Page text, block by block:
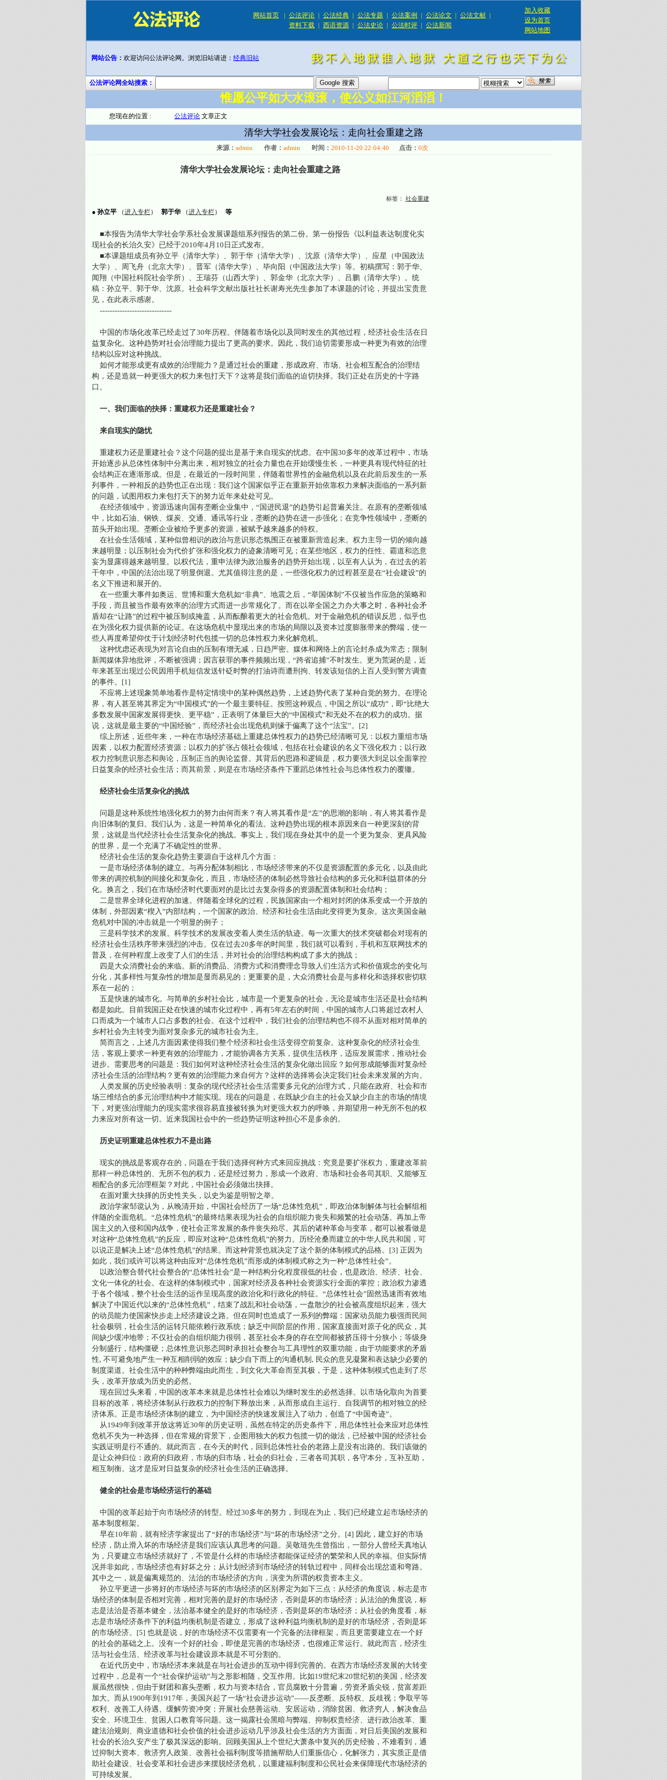
网站首页 | 公法评论 | 公法经典 | 公法专题 | 公法案例 | 公法论文 | 公法文献 |
资料下载 | 西语资源 | 公法史论 | 公法时评 | 公法新闻
加入收藏
设为首页
网站地图
网站公告： 欢迎访问公法评论网。浏览旧站请进： 经典旧站
公法评论网全站搜索：
惟愿公平如大水滚滚，使公义如江河滔滔！
您现在的位置 : 公法评论 文章正文
清华大学社会发展论坛：走向社会重建之路
来源： admin 作者： admin 时间： 2010-11-20 22:04:40 点击： 0次
清华大学社会发展论坛：走向社会重建之路
标签： 社会重建
● 孙立平 （进入专栏） 郭于华 （进入专栏） 等
■本报告为清华大学社会学系社会发展课题组系列报告的第二份。第一份报告《以利益表达制度化实
现社会的长治久安》已经于2010年4月10日正式发布。
■本课题组成员有孙立平（清华大学）、郭于华（清华大学）、沈原（清华大学）、应星（中国政法
大学）、周飞舟（北京大学）、晋军（清华大学）、毕向阳（中国政法大学）等。初稿撰写：郭于华、
闻翔（中国社科院社会学所）、王瑞芬（山西大学）、郭金华（北京大学）、吕鹏（清华大学）。统
稿：孙立平、郭于华、沈原。社会科学文献出版社社长谢寿光先生参加了本课题的讨论，并提出宝贵意
见，在此表示感谢。
-----------------------------
中国的市场化改革已经走过了30年历程。伴随着市场化以及同时发生的其他过程，经济社会生活在日
益复杂化。这种趋势对社会治理能力提出了更高的要求。因此，我们迫切需要形成一种更为有效的治理
结构以应对这种挑战。
如何才能形成更有成效的治理能力？是通过社会的重建，形成政府、市场、社会相互配合的治理结
构，还是造就一种更强大的权力来包打天下？这将是我们面临的迫切抉择。我们正处在历史的十字路
口。
一、我们面临的抉择：重建权力还是重建社会？
来自现实的隐忧
重建权力还是重建社会？这个问题的提出是基于来自现实的忧虑。在中国30多年的改革过程中，市场
开始逐步从总体性体制中分离出来，相对独立的社会力量也在开始缓慢生长，一种更具有现代特征的社
会结构正在逐渐形成。但是，在最近的一段时间里，伴随着世界性的金融危机以及在此前后发生的一系
列事件，一种相反的趋势也正在出现：我们这个国家似乎正在重新开始依靠权力来解决面临的一系列新
的问题，试图用权力来包打天下的努力近年来处处可见。
在经济领域中，资源迅速向国有垄断企业集中，“国进民退”的趋势引起普遍关注。在原有的垄断领域
中，比如石油、钢铁、煤炭、交通、通讯等行业，垄断的趋势在进一步强化；在竞争性领域中，垄断的
苗头开始出现。垄断企业被给予更多的资源，被赋予越来越多的特权。
在社会生活领域，某种似曾相识的政治与意识形态氛围正在被重新营造起来。权力主导一切的倾向越
来越明显；以压制社会为代价扩张和强化权力的迹象清晰可见；在某些地区，权力的任性、霸道和恣意
妄为显露得越来越明显。以权代法，重申法律为政治服务的趋势开始出现，以至有人认为，在过去的若
干年中，中国的法治出现了明显倒退。尤其值得注意的是，一些强化权力的过程甚至是在“社会建设”的
名义下推进和展开的。
在一些重大事件如奥运、世博和重大危机如“非典”、地震之后，“举国体制”不仅被当作应急的策略和
手段，而且被当作最有效率的治理方式而进一步常规化了。而在以举全国之力办大事之时，各种社会矛
盾却在“让路”的过程中被压制或掩盖，从而酝酿着更大的社会危机。对于金融危机的错误反思，似乎也
在为强化权力提供新的论证。在这场危机中显现出来的市场的局限以及资本过度膨胀带来的弊端，使一
些人再度希望仰仗于计划经济时代包揽一切的总体性权力来化解危机。
这种忧虑还表现为对言论自由的压制有增无减，日趋严密。媒体和网络上的言论封杀成为常态；限制
新闻媒体异地批评，不断被强调；因言获罪的事件频频出现，“跨省追捕”不时发生。更为荒诞的是，近
年来甚至出现过公民因用手机短信发送针砭时弊的打油诗而遭刑拘、转发该短信的上百人受到警方调查
的事件。[1]
不应将上述现象简单地看作是特定情境中的某种偶然趋势，上述趋势代表了某种自觉的努力。在理论
界，有人甚至将其界定为“中国模式”的一个最主要特征。按照这种观点，中国之所以“成功”，即“比绝大
多数发展中国家发展得更快、更平稳”，正表明了体量巨大的“中国模式”和无处不在的权力的成功。据
说，这就是最主要的“中国经验”，而经济社会出现危机则缘于偏离了这个“法宝”。[2]
综上所述，近些年来，一种在市场经济基础上重建总体性权力的趋势已经清晰可见：以权力重组市场
因素，以权力配置经济资源；以权力的扩张占领社会领域，包括在社会建设的名义下强化权力；以行政
权力控制意识形态和舆论，压制正当的舆论监督。其背后的思路和逻辑是，权力要强大到足以全面掌控
日益复杂的经济社会生活；而其前景，则是在市场经济条件下重蹈总体性社会与总体性权力的覆辙。
经济社会生活复杂化的挑战
问题是这种系统性地强化权力的努力由何而来？有人将其看作是“左”的思潮的影响，有人将其看作是
向旧体制的复归。我们认为，这是一种简单化的看法。这种趋势出现的根本原因来自一种更深刻的背
景，这就是当代经济社会生活复杂化的挑战。事实上，我们现在身处其中的是一个更为复杂、更具风险
的世界，是一个充满了不确定性的世界。
经济社会生活的复杂化趋势主要源自于这样几个方面：
一是市场经济体制的建立。与再分配体制相比，市场经济带来的不仅是资源配置的多元化，以及由此
带来的调控机制的间接化和复杂化，而且，市场经济的体制必然导致社会结构的多元化和利益群体的分
化。换言之，我们在市场经济时代要面对的是比过去复杂得多的资源配置体制和社会结构；
二是世界全球化进程的加速。伴随着全球化的过程，民族国家由一个相对封闭的体系变成一个开放的
体制，外部因素“楔入”内部结构，一个国家的政治、经济和社会生活由此变得更为复杂。这次美国金融
危机对中国的冲击就是一个明显的例子；
三是科学技术的发展。科学技术的发展改变着人类生活的轨迹。每一次重大的技术突破都会对现有的
经济社会生活秩序带来强烈的冲击。仅在过去20多年的时间里，我们就可以看到，手机和互联网技术的
普及，在何种程度上改变了人们的生活，并对社会的治理结构构成了多大的挑战；
四是大众消费社会的来临。新的消费品、消费方式和消费理念导致人们生活方式和价值观念的变化与
分化，其多样性与复杂性的增加是显而易见的；更重要的是，大众消费社会是与多样化和选择权密切联
系在一起的；
五是快速的城市化。与简单的乡村社会比，城市是一个更复杂的社会，无论是城市生活还是社会结构
都是如此。目前我国正处在快速的城市化过程中，再有5年左右的时间，中国的城市人口将超过农村人
口而成为一个城市人口占多数的社会。在这个过程中，我们社会的治理结构也不得不从面对相对简单的
乡村社会为主转变为面对复杂多元的城市社会为主。
简而言之，上述几方面因素使得我们整个经济和社会生活变得空前复杂。这种复杂化的经济社会生
活，客观上要求一种更有效的治理能力，才能协调各方关系，提供生活秩序，适应发展需求，推动社会
进步。需要思考的问题是：我们如何对这种经济社会生活的复杂化做出回应？如何形成能够面对复杂经
济社会生活的治理结构？更有效的治理能力来自何方？这样的选择将会决定我们社会未来发展的方向。
人类发展的历史经验表明：复杂的现代经济社会生活需要多元化的治理方式，只能在政府、社会和市
场三维结合的多元治理结构中才能实现。现在的问题是，在既缺少自主的社会又缺少自主的市场的情境
下，对更强治理能力的现实需求很容易直接被转换为对更强大权力的呼唤，并期望用一种无所不包的权
力来应对所有这一切。近来我国社会中的一些趋势证明这种担心不是多余的。
历史证明重建总体性权力不是出路
现实的挑战是客观存在的，问题在于我们选择何种方式来回应挑战：究竟是要扩张权力，重建改革前
那样一种总体性的、无所不包的权力，还是经过努力，形成一个政府、市场和社会各司其职、又能够互
相配合的多元治理框架？对此，中国社会必须做出抉择。
在面对重大抉择的历史性关头，以史为鉴是明智之举。
政治学家邹谠认为，从晚清开始，中国社会经历了一场“总体性危机”，即政治体制解体与社会解组相
伴随的全面危机。“总体性危机”的最终结果表现为社会的自组织能力丧失和频繁的社会动荡。再加上帝
国主义的入侵和国内战争，使社会正常发展的条件丧失殆尽。其后的诸种革命与变革，都可以被看做是
对这种“总体性危机”的反应，即应对这种“总体性危机”的努力。历经沧桑而建立的中华人民共和国，可
以说正是解决上述“总体性危机”的结果。而这种背景也就决定了这个新的体制模式的品格。[3] 正因为
如此，我们或许可以将这种由应对“总体性危机”而形成的体制模式称之为一种“总体性社会”。
以政治整合替代社会整合的“总体性社会”是一种结构分化程度很低的社会，也是政治、经济、社会、
文化一体化的社会。在这样的体制模式中，国家对经济及各种社会资源实行全面的掌控；政治权力渗透
于各个领域，整个社会生活的运作呈现高度的政治化和行政化的特征。“总体性社会”固然迅速而有效地
解决了中国近代以来的“总体性危机”，结束了战乱和社会动荡，一盘散沙的社会被高度组织起来，强大
的动员能力使国家快步走上经济建设之路。但在同时也造成了一系列的弊端：国家动员能力极强而民间
社会极弱，社会生活的运转只能依赖行政系统；缺乏中间阶层的作用，国家直接面对原子化的民众，其
间缺少缓冲地带；不仅社会的自组织能力很弱，甚至社会本身的存在空间都被挤压得十分狭小；等级身
分制盛行，结构僵硬；总体性意识形态同时承担社会整合与工具理性的双重功能，由于功能要求的矛盾
性, 不可避免地产生一种互相削弱的效应；缺少自下而上的沟通机制, 民众的意见凝聚和表达缺少必要的
制度渠道。社会生活中的种种弊端由此而生，到文化大革命而至其极，于是，这种体制模式也走到了尽
头，改革开放成为历史的必然。
现在回过头来看，中国的改革本来就是总体性社会难以为继时发生的必然选择。以市场化取向为首要
目标的改革，将经济体制从行政权力的控制下释放出来，从而形成自主运行、自我调节的相对独立的经
济体系。正是市场经济体制的建立，为中国经济的快速发展注入了动力，创造了“中国奇迹”。
从1949年到改革开放这将近30年的历史证明，虽然在特定的历史条件下，用总体性社会来应对总体性
危机不失为一种选择，但在常规的背景下，企图用独大的权力包揽一切的做法，已经被中国的经济社会
实践证明是行不通的。就此而言，在今天的时代，回到总体性社会的老路上是没有出路的。我们该做的
是让众神归位：政府的归政府，市场的归市场，社会的归社会，三者各司其职，各守本分，互补互助，
相互制衡。这才是应对日益复杂的经济社会生活的正确选择。
健全的社会是市场经济运行的基础
中国的改革起始于向市场经济的转型。经过30多年的努力，到现在为止，我们已经建立起市场经济的
基本制度框架。
早在10年前，就有经济学家提出了“好的市场经济”与“坏的市场经济”之分。[4] 因此，建立好的市场
经济，防止滑入坏的市场经济是我们应该认真思考的问题。吴敬琏先生曾指出，一部分人曾经天真地认
为，只要建立市场经济就好了，不管是什么样的市场经济都能保证经济的繁荣和人民的幸福。但实际情
况并非如此，市场经济也有好坏之分；从计划经济到市场经济的转轨过程中，同样会出现岔道和弯路。
其中之一，就是偏离规范的、法治的市场经济的方向，演变为所谓的权贵资本主义。
孙立平更进一步将好的市场经济与坏的市场经济的区别界定为如下三点：从经济的角度说，标志是市
场经济的体制是否相对完善，相对完善的是好的市场经济，否则是坏的市场经济；从法治的角度说，标
志是法治是否基本健全，法治基本健全的是好的市场经济，否则是坏的市场经济；从社会的角度看，标
志是市场经济条件下的利益均衡机制是否建立，形成了这种利益均衡机制的是好的市场经济，否则是坏
的市场经济。[5] 也就是说，好的市场经济不仅需要有一个完备的法律框架，而且更需要建立在一个好
的社会的基础之上。没有一个好的社会，即使是完善的市场经济，也很难正常运行。就此而言，经济生
活与社会生活、经济改革与社会建设原本就是不可分割的。
在近代历史中，市场经济本来就是在与社会进步的互动中得到完善的。在西方市场经济发展的大转变
过程中，总是有一个“社会保护运动”与之形影相随，交互作用。比如19世纪末20世纪初的美国，经济发
展虽然很快，但由于财团和寡头垄断，权力与资本结合，官员腐败十分普遍，劳资矛盾尖锐，贫富差距
加大。而从1900年到1917年，美国兴起了一场“社会进步运动”——反垄断、反特权、反歧视；争取平等
权利、改善工人待遇、缓解劳资冲突；开展社会慈善运动、安居运动，消除贫困、救济穷人，解决食品
安全、环境卫生、贫困人口教育等问题。这一揭露社会黑暗与弊端、抑制权贵经济、进行政治改革、重
建法治规则、商业道德和社会价值的社会进步运动几乎涉及社会生活的方方面面，对日后美国的发展和
社会的长治久安产生了极其深远的影响。回顾美国从上个世纪大萧条中复兴的历史经验，不难看到，通
过抑制大资本、救济穷人政策、改善社会福利制度等措施帮助人们重振信心，化解张力，其实质正是借
助社会建设、社会变革和社会进步来摆脱经济危机，以重建福利制度和公民社会来保障现代市场经济的
可持续发展。